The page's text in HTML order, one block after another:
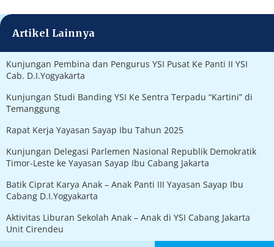
Artikel Lainnya
Kunjungan Pembina dan Pengurus YSI Pusat Ke Panti II YSI
Cab. D.I.Yogyakarta
Kunjungan Studi Banding YSI Ke Sentra Terpadu “Kartini” di
Temanggung
Rapat Kerja Yayasan Sayap Ibu Tahun 2025
Kunjungan Delegasi Parlemen Nasional Republik Demokratik
Timor-Leste ke Yayasan Sayap Ibu Cabang Jakarta
Batik Ciprat Karya Anak – Anak Panti III Yayasan Sayap Ibu
Cabang D.I.Yogyakarta
Aktivitas Liburan Sekolah Anak – Anak di YSI Cabang Jakarta
Unit Cirendeu